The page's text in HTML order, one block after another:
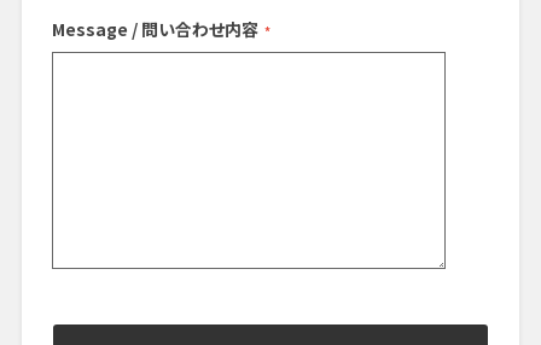
Message / 問い合わせ内容 *